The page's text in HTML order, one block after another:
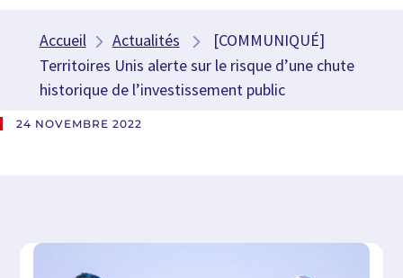
Accueil Actualités
[COMMUNIQUÉ]
Territoires Unis alerte sur le risque d’une chute
historique de l’investissement public
24 NOVEMBRE 2022